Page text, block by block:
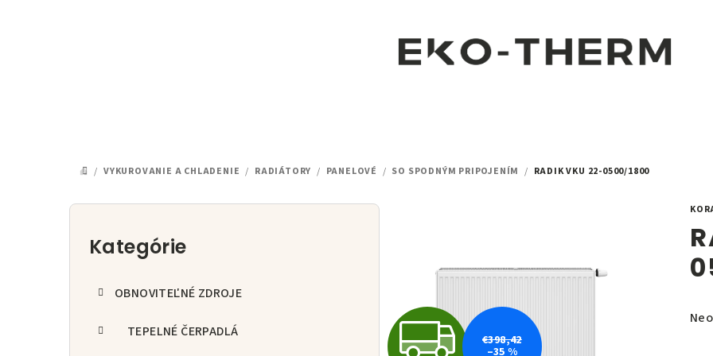
DOMOV
/ VYKUROVANIE A CHLADENIE / RADIÁTORY / PANELOVÉ / SO SPODNÝM PRIPOJENÍM / RADIK VKU 22-0500/1800
B
Preskočiť
kategórie
Kategórie
OBNOVITEĽNÉ ZDROJE
TEPELNÉ ČERPADLÁ
Z€398,42
–35 %